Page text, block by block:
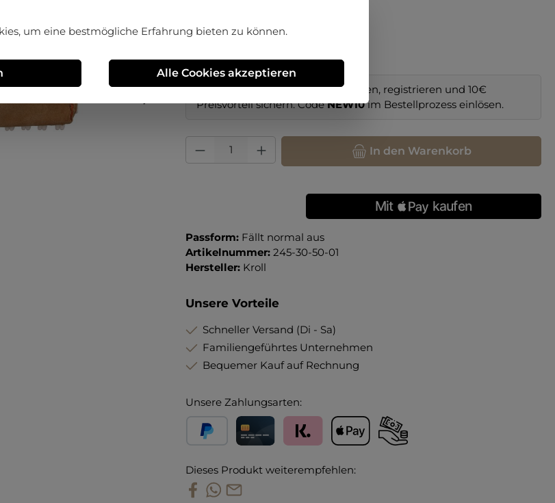
Erstmalig im Online-Shop bestellen, registrieren und 10€
Preisvorteil sichern. CodeNEW10im Bestellprozess einlösen.
Produkt Anzahl: Gib den gewünschten Wert ein oder benutze die
In den Warenkorb
Passform: Fällt normal aus
Artikelnummer: 245-30-50-01
Hersteller: Kroll
Unsere Vorteile
Schneller Versand (Di - Sa)
Familiengeführtes Unternehmen
Bequemer Kauf auf Rechnung
Unsere Zahlungsarten:
Dieses Produkt weiterempfehlen:
um eine bestmögliche Erfahrung bieten zu können.
Alle Cookies akzeptieren